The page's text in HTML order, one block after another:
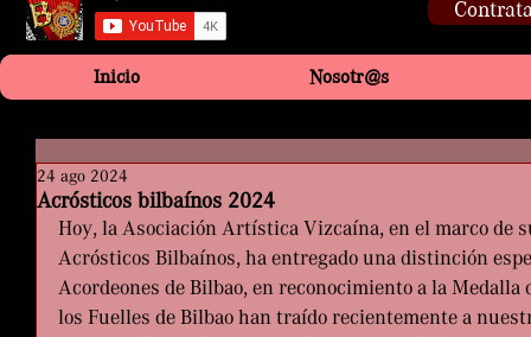
Inicio Nosotr@s
Acrósticos bilbaínos 2024
24 ago 2024
Hoy, la Asociación Artística Vizcaína, en el marco de
Acrósticos Bilbaínos, ha entregado una distinción
Acordeones de Bilbao, en reconocimiento a la
los Fuelles de Bilbao han traído recientemente a